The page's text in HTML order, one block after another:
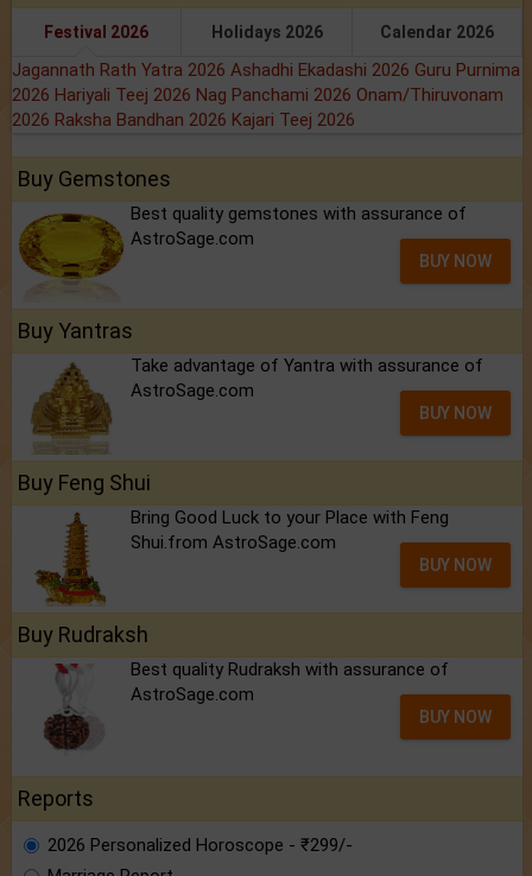
Festival 2026 Holidays 2026 Calendar 2026
Jagannath Rath Yatra 2026 Ashadhi Ekadashi 2026 Guru Purnima
2026 Hariyali Teej 2026 Nag Panchami 2026 Onam/Thiruvonam
2026 Raksha Bandhan 2026 Kajari Teej 2026
Buy Gemstones
Best quality gemstones with assurance of
AstroSage.com
BUY NOW
Buy Yantras
Take advantage of Yantra with assurance of
AstroSage.com
BUY NOW
Buy Feng Shui
Bring Good Luck to your Place with Feng
Shui.from AstroSage.com
BUY NOW
Buy Rudraksh
Best quality Rudraksh with assurance of
AstroSage.com
BUY NOW
Reports
2026 Personalized Horoscope - ₹299/-